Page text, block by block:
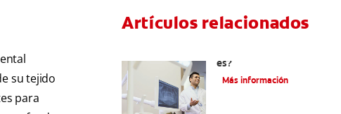
su tejido
para
Artículos relacionados
es?
Más información